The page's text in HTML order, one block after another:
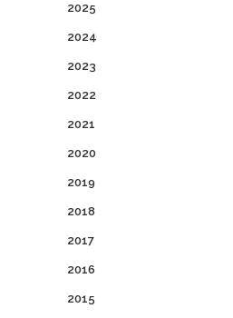
2025
2024
2023
2022
2021
2020
2019
2018
2017
2016
2015